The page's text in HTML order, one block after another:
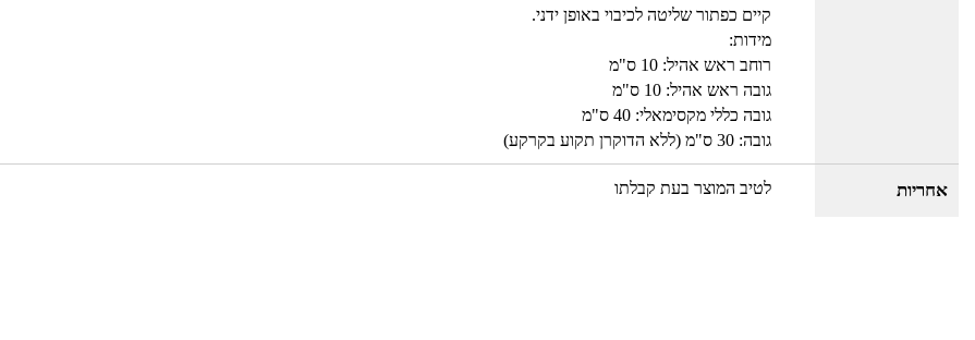
קיים כפתור שליטה לכיבוי באופן ידני.
מידות:
רוחב ראש אהיל: 10 ס"מ
גובה ראש אהיל: 10 ס"מ
גובה כללי מקסימאלי: 40 ס"מ
גובה: 30 ס"מ (ללא הדוקרן תקוע בקרקע)
אחריות לטיב המוצר בעת קבלתו